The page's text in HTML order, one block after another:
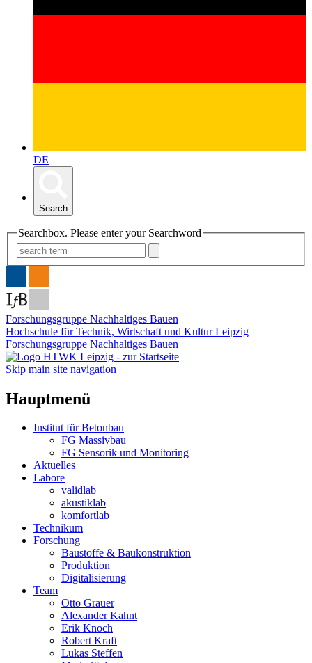
DE
Search
Searchbox. Please enter your Searchword
Forschungsgruppe Nachhaltiges Bauen
Hochschule für Technik, Wirtschaft und Kultur Leipzig
Forschungsgruppe Nachhaltiges Bauen
Skip main site navigation
Hauptmenü
Institut für Betonbau
FG Massivbau
FG Sensorik und Monitoring
Aktuelles
Labore
validlab
akustiklab
komfortlab
Technikum
Forschung
Baustoffe & Baukonstruktion
Produktion
Digitalisierung
Team
Otto Grauer
Alexander Kahnt
Erik Knoch
Robert Kraft
Lukas Steffen